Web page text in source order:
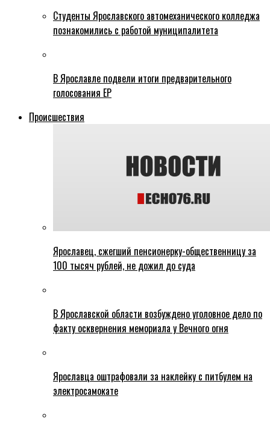
Студенты Ярославского автомеханического колледжа
познакомились с работой муниципалитета
В Ярославле подвели итоги предварительного
голосования ЕР
Происшествия
Ярославец, сжегший пенсионерку-общественницу за
100 тысяч рублей, не дожил до суда
В Ярославской области возбуждено уголовное дело по
факту осквернения мемориала у Вечного огня
Ярославца оштрафовали за наклейку с питбулем на
электросамокате